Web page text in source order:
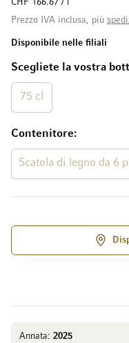
Annata: 2025
Scegliete la vostra
75 cl
Contenitore
Scatola di legno da 6
CHF 166.67 / l
Prezzo IVA inclusa, più
Disponibile nelle filiali